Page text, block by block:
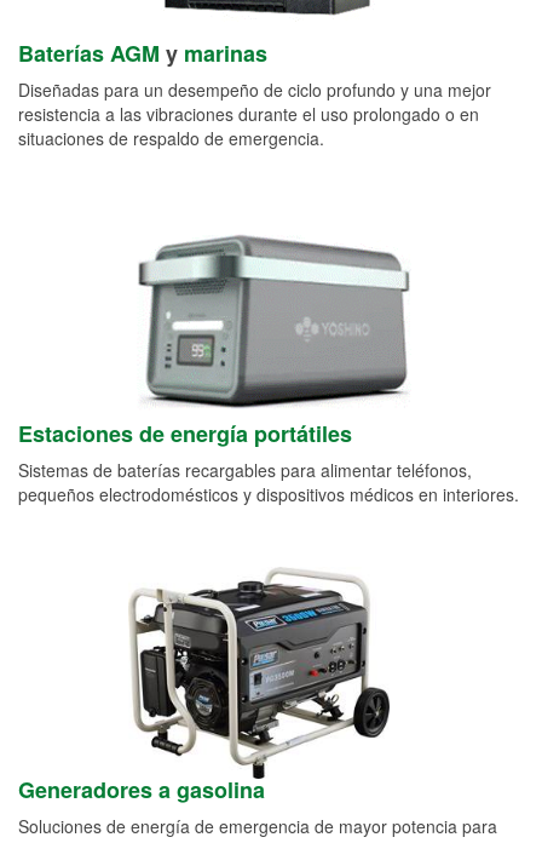
Baterías AGM y marinas
Diseñadas para un desempeño de ciclo profundo y una mejor
resistencia a las vibraciones durante el uso prolongado o en
situaciones de respaldo de emergencia.
Estaciones de energía portátiles
Sistemas de baterías recargables para alimentar teléfonos,
pequeños electrodomésticos y dispositivos médicos en interiores.
Generadores a gasolina
Soluciones de energía de emergencia de mayor potencia para